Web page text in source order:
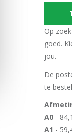
Op
goed.
jou.
De
te
A0-
A1 -